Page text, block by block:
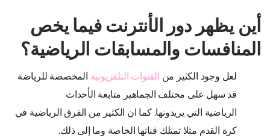
أين يظهر دور الأنترنت فيما يخص
المنافسات والمسابقات الرياضية؟
لعل وجود الكثير من القنوات التلفزيونية المخصصة للرياضة
قد سهل على مختلف الجماهير متابعة الأحداث
الرياضية التي يريدونها. كما ان الكثير من الفرق الرياضية في
كرة القدم مثلا تمتلك قناتها الخاصة وما إلى ذلك.